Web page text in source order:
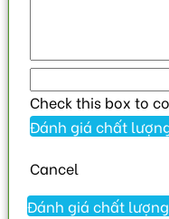
Check this box to
Cancel